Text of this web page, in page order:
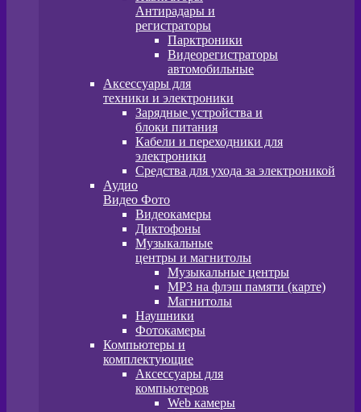
Антирадары и
регистраторы
Парктроники
Видеорегистраторы
автомобильные
Аксессуары для
техники и электроники
Зарядные устройства и
блоки питания
Кабели и переходники для
электроники
Средства для ухода за электроникой
Аудио
Видео Фото
Видеокамеры
Диктофоны
Музыкальные
центры и магнитолы
Музыкальные центры
MP3 на флэш памяти (карте)
Магнитолы
Наушники
Фотокамеры
Компьютеры и
комплектующие
Аксессуары для
компьютеров
Web камеры